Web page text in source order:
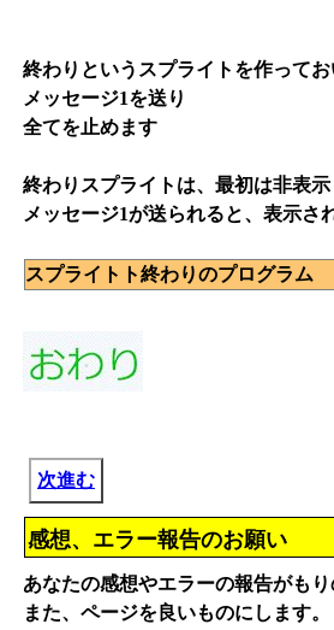
終わりというスプライトを作ってお
メッセージ1を送り
全てを止めます
終わりスプライトは、最初は非表示
メッセージ1が送られると、表示さ
スプライトト終わりのプログラム
次進む
感想、エラー報告のお願い
あなたの感想やエラーの報告がも
また、ページを良いものにします。